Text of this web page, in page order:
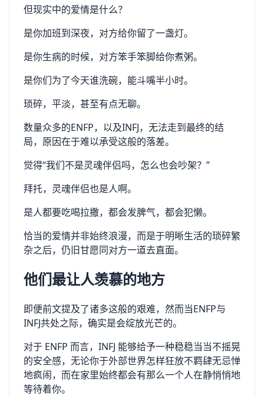
但现实中的爱情是什么？
是你加班到深夜，对方给你留了一盏灯。
是你生病的时候，对方笨手笨脚给你煮粥。
是你们为了今天谁洗碗，能斗嘴半小时。
琐碎，平淡，甚至有点无聊。
数量众多的ENFP，以及INFJ，无法走到最终的结
局，原因在于难以承受这般的落差。
觉得“我们不是灵魂伴侣吗，怎么也会吵架？”
拜托，灵魂伴侣也是人啊。
是人都要吃喝拉撒，都会发脾气，都会犯懒。
恰当的爱情并非始终浪漫，而是于明晰生活的琐碎繁
杂之后，仍旧甘愿同对方一道去直面。
他们最让人羡慕的地方
即便前文提及了诸多这般的艰难，然而当ENFP与
INFJ共处之际，确实是会绽放光芒的。
对于 ENFP 而言，INFJ 能够给予一种稳稳当当不摇晃
的安全感，无论你于外部世界怎样狂放不羁肆无忌惮
地疯闹，而在家里始终都会有那么一个人在静悄悄地
等待着你。